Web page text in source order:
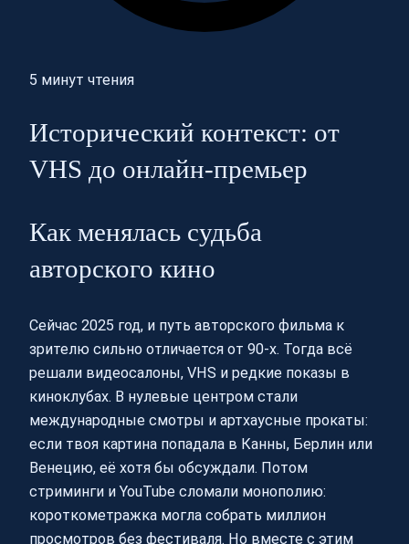
5 минут чтения
Исторический контекст: от
VHS до онлайн-премьер
Как менялась судьба
авторского кино
Сейчас 2025 год, и путь авторского фильма к
зрителю сильно отличается от 90‑х. Тогда всё
решали видеосалоны, VHS и редкие показы в
киноклубах. В нулевые центром стали
международные смотры и артхаусные прокаты:
если твоя картина попадала в Канны, Берлин или
Венецию, её хотя бы обсуждали. Потом
стриминги и YouTube сломали монополию:
короткометражка могла собрать миллион
просмотров без фестиваля. Но вместе с этим